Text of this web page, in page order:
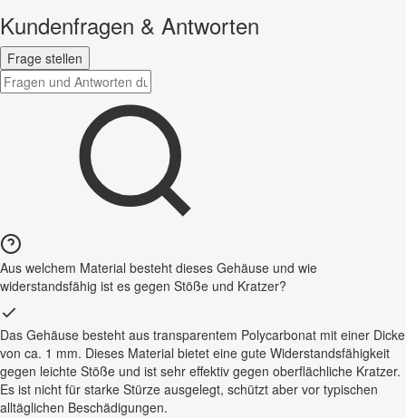
Kundenfragen & Antworten
Frage stellen
Aus welchem Material besteht dieses Gehäuse und wie
widerstandsfähig ist es gegen Stöße und Kratzer?
Das Gehäuse besteht aus transparentem Polycarbonat mit einer Dicke
von ca. 1 mm. Dieses Material bietet eine gute Widerstandsfähigkeit
gegen leichte Stöße und ist sehr effektiv gegen oberflächliche Kratzer.
Es ist nicht für starke Stürze ausgelegt, schützt aber vor typischen
alltäglichen Beschädigungen.